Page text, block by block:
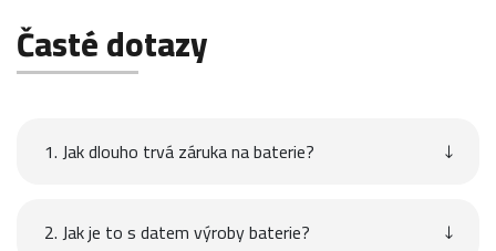
Časté dotazy
1. Jak dlouho trvá záruka na baterie?
2. Jak je to s datem výroby baterie?